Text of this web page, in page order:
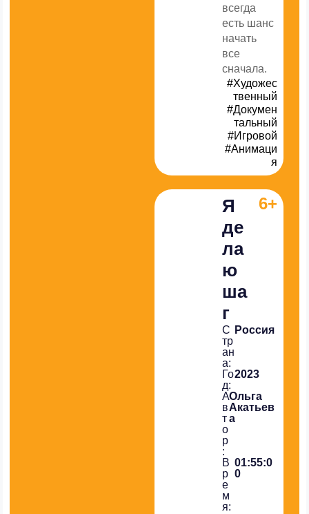
всегда
есть шанс
начать
все
сначала.
#Художес
твенный
#Докумен
тальный
#Игровой
#Анимаци
я
Я
де
ла
ю
ша
г
6+
С
тр
ан
а:
Россия
Го
д:
2023
А
в
т
о
р
:
Ольга
Акатьев
а
В
р
е
м
я:
01:55:0
0